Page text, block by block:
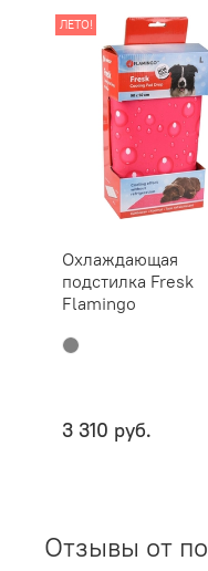
ЛЕТО!
Охлаждающая
подстилка Fresk
Flamingo
3 310 руб.
Отзывы от